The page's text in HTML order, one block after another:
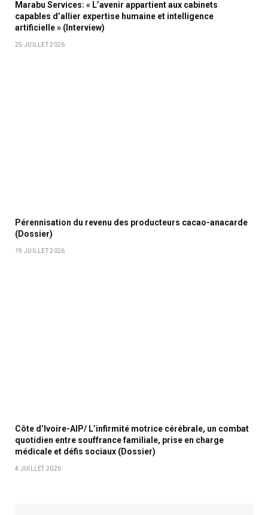
Marabu Services: « L’avenir appartient aux cabinets
capables d’allier expertise humaine et intelligence
artificielle » (Interview)
25 JUILLET 2026
Pérennisation du revenu des producteurs cacao-anacarde
(Dossier)
19 JUILLET 2026
Côte d’Ivoire-AIP/ L’infirmité motrice cérébrale, un combat
quotidien entre souffrance familiale, prise en charge
médicale et défis sociaux (Dossier)
4 JUILLET 2026